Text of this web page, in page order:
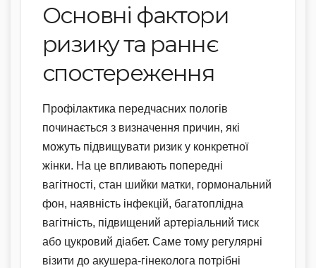
Основні фактори
ризику та раннє
спостереження
Профілактика передчасних пологів
починається з визначення причин, які
можуть підвищувати ризик у конкретної
жінки. На це впливають попередні
вагітності, стан шийки матки, гормональний
фон, наявність інфекцій, багатоплідна
вагітність, підвищений артеріальний тиск
або цукровий діабет. Саме тому регулярні
візити до акушера-гінеколога потрібні